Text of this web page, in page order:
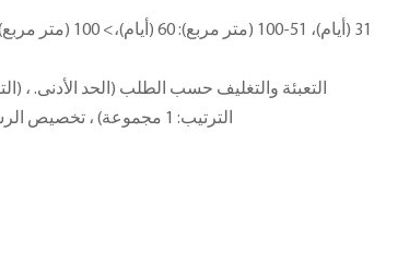
الترتيب: 1 مجموعة) ، تخصيص الرسوم (الحد الأدنى. الترتيب: 1 مجموعات)